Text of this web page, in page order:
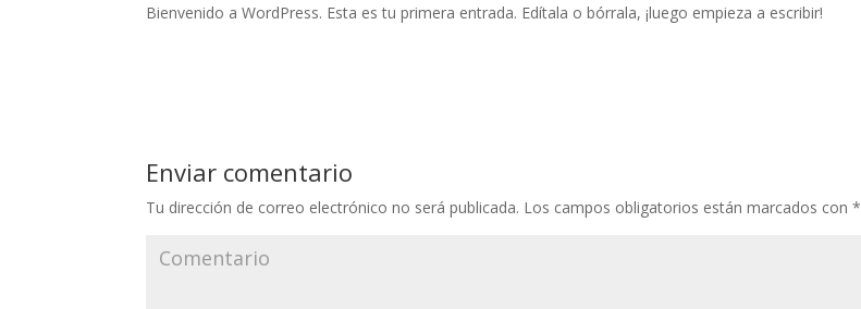
Bienvenido a WordPress. Esta es tu primera entrada. Edítala o bórrala, ¡luego empieza a escribir!
Enviar comentario
Tu dirección de correo electrónico no será publicada. Los campos obligatorios están marcados con*